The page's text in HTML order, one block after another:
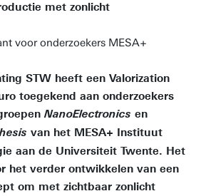
met zonlicht
voor onderzoekers MESA+
STW heeft een Valorization
toegekend aan onderzoekers
NanoElectronics en
van het MESA+ Instituut
aan de Universiteit Twente. Het
het verder ontwikkelen van een
om met zichtbaar zonlicht